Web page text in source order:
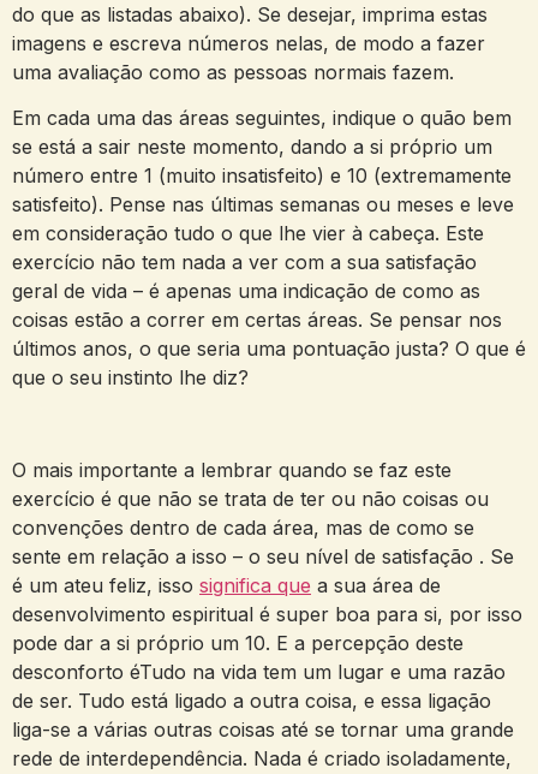
do que as listadas abaixo). Se desejar, imprima estas
imagens e escreva números nelas, de modo a fazer
uma avaliação como as pessoas normais fazem.
Em cada uma das áreas seguintes, indique o quão bem
se está a sair neste momento, dando a si próprio um
número entre 1 (muito insatisfeito) e 10 (extremamente
satisfeito). Pense nas últimas semanas ou meses e leve
em consideração tudo o que lhe vier à cabeça. Este
exercício não tem nada a ver com a sua satisfação
geral de vida – é apenas uma indicação de como as
coisas estão a correr em certas áreas. Se pensar nos
últimos anos, o que seria uma pontuação justa? O que é
que o seu instinto lhe diz?
O mais importante a lembrar quando se faz este
exercício é que não se trata de ter ou não coisas ou
convenções dentro de cada área, mas de como se
sente em relação a isso – o seu nível de satisfação . Se
é um ateu feliz, isso significa que a sua área de
desenvolvimento espiritual é super boa para si, por isso
pode dar a si próprio um 10. E a percepção deste
desconforto éTudo na vida tem um lugar e uma razão
de ser. Tudo está ligado a outra coisa, e essa ligação
liga-se a várias outras coisas até se tornar uma grande
rede de interdependência. Nada é criado isoladamente,